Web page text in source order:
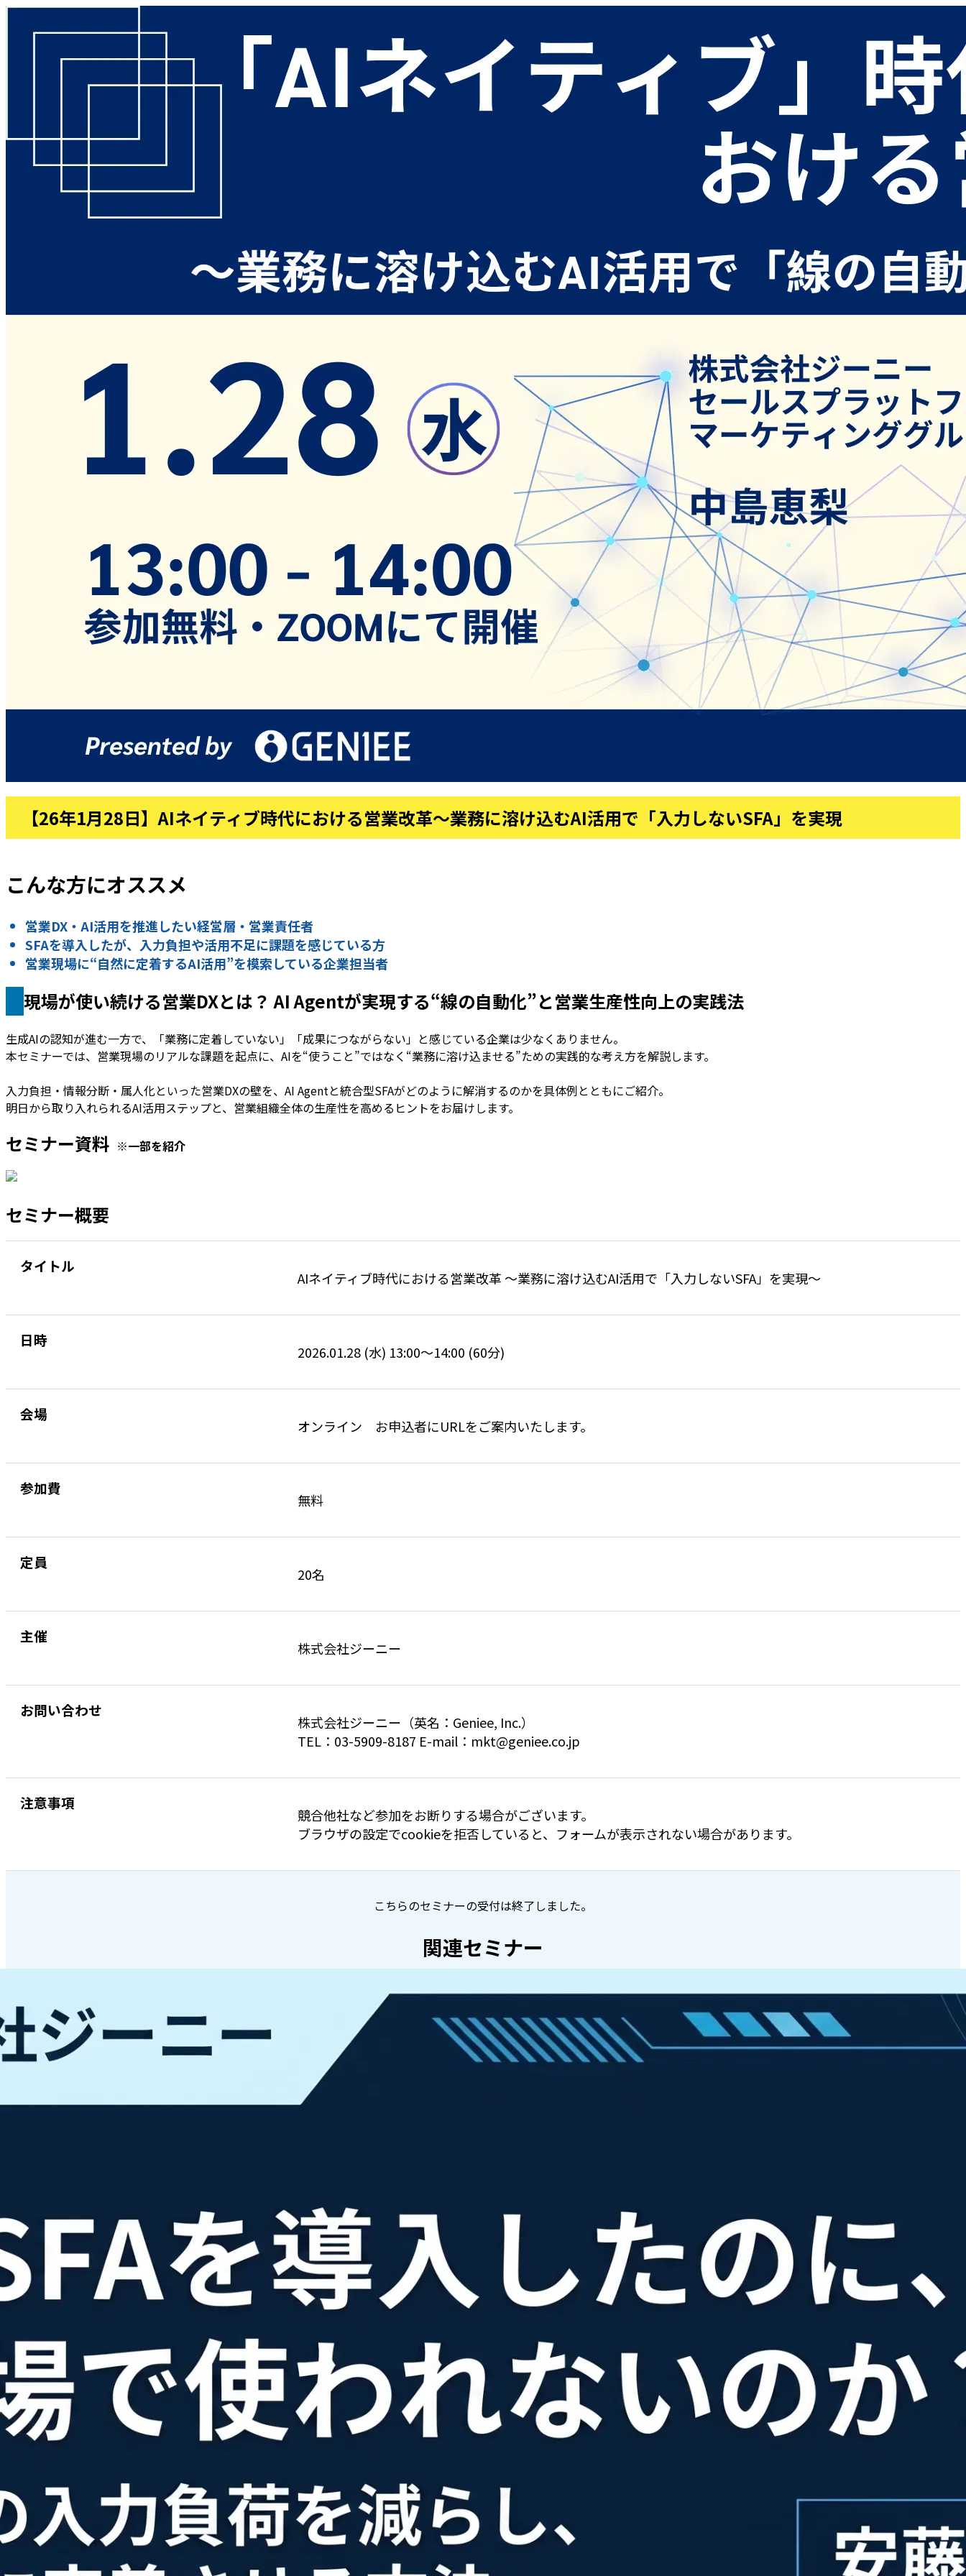
【26年1月28日】AIネイティブ時代における営業改革～業務に溶け込むAI活用で「入力しないSFA」を実現
こんな方にオススメ
営業DX・AI活用を推進したい経営層・営業責任者
SFAを導入したが、入力負担や活用不足に課題を感じている方
営業現場に“自然に定着するAI活用”を模索している企業担当者
現場が使い続ける営業DXとは？ AI Agentが実現する“線の自動化”と営業生産性向上の実践法
生成AIの認知が進む一方で、「業務に定着していない」「成果につながらない」と感じている企業は少なくありません。
本セミナーでは、営業現場のリアルな課題を起点に、AIを“使うこと”ではなく“業務に溶け込ませる”ための実践的な考え方を解説します。
入力負担・情報分断・属人化といった営業DXの壁を、AI Agentと統合型SFAがどのように解消するのかを具体例とともにご紹介。
明日から取り入れられるAI活用ステップと、営業組織全体の生産性を高めるヒントをお届けします。
セミナー資料 ※一部を紹介
セミナー概要
タイトル
AIネイティブ時代における営業改革 〜業務に溶け込むAI活用で「入力しないSFA」を実現〜
日時
2026.01.28 (水) 13:00〜14:00 (60分)
会場
オンライン お申込者にURLをご案内いたします。
参加費
無料
定員
20名
主催
株式会社ジーニー
お問い合わせ
株式会社ジーニー（英名：Geniee, Inc.）
TEL：03-5909-8187 E-mail：mkt@geniee.co.jp
注意事項
競合他社など参加をお断りする場合がございます。
ブラウザの設定でcookieを拒否していると、フォームが表示されない場合があります。
こちらのセミナーの受付は終了しました。
関連セミナー